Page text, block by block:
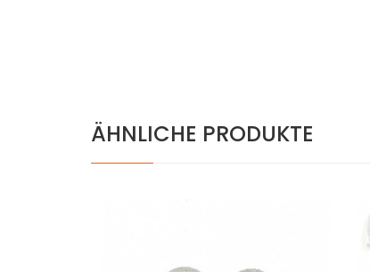
ÄHNLICHE PRODUKTE